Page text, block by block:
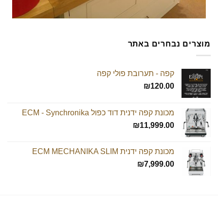
מוצרים נבחרים באתר
קפה - תערובת פולי קפה
₪120.00
מכונת קפה ידנית דוד כפול ECM - Synchronika
₪11,999.00
מכונת קפה ידנית ECM MECHANIKA SLIM
₪7,999.00